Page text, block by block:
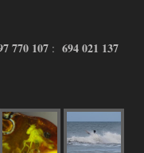
770 107 : 694 021 137